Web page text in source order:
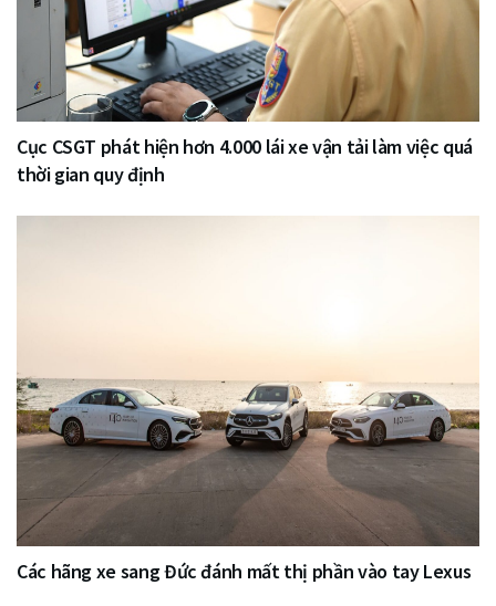
Cục CSGT phát hiện hơn 4.000 lái xe vận tải làm việc quá
thời gian quy định
Các hãng xe sang Đức đánh mất thị phần vào tay Lexus